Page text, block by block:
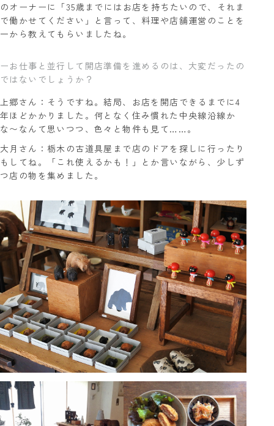
のオーナーに「35歳までにはお店を持ちたいので、それま
で働かせてください」と言って、料理や店舗運営のことを
一から教えてもらいましたね。
ーお仕事と並行して開店準備を進めるのは、大変だったの
ではないでしょうか？
上郷さん：そうですね。結局、お店を開店できるまでに4
年ほどかかりました。何となく住み慣れた中央線沿線か
な〜なんて思いつつ、色々と物件も見て……。
大月さん：栃木の古道具屋まで店のドアを探しに行ったり
もしてね。「これ使えるかも！」とか言いながら、少しず
つ店の物を集めました。